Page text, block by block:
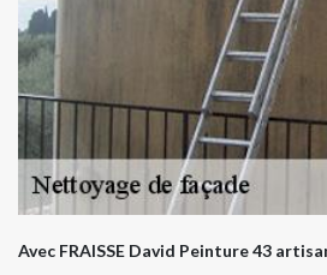
Avec FRAISSE David Peinture 43